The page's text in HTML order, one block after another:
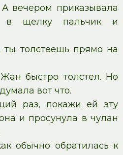
вечером приказывала
в щелку пальчик и
ты толстеешь прямо на
быстро толстел. Но
вот что.
раз, покажи ей эту
и просунула в чулан
обычно обратилась к